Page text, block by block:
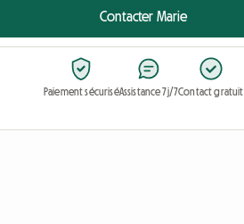
Contacter Marie
Paiement sécuriséAssistance 7j/7Contact gratuit